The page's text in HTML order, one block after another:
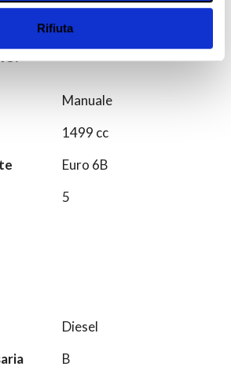
dei loro servizi.
Rifiuta
Manuale
1499 cc
Euro 6B
5
Diesel
B